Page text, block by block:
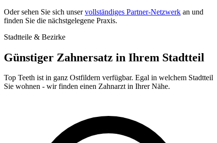
Oder sehen Sie sich unservollständiges Partner-Netzwerk an und
finden Sie die nächstgelegene Praxis.
Stadtteile & Bezirke
Günstiger Zahnersatz in Ihrem Stadtteil
Top Teeth ist in ganz Ostfildern verfügbar. Egal in welchem Stadtteil
Sie wohnen - wir finden einen Zahnarzt in Ihrer Nähe.